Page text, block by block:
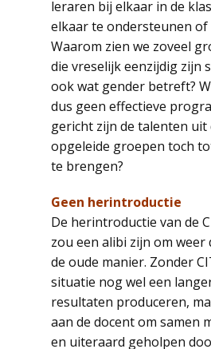
leraren bij elkaar in de
elkaar te ondersteunen of
Waarom zien we zoveel
die vreselijk eenzijdig zijn
ook wat gender betreft?
dus geen effectieve
gericht zijn de talenten uit
opgeleide groepen toch
te brengen?
Geen herintroductie
De herintroductie van de
zou een alibi zijn om
de oude manier. Zonder
situatie nog wel een
resultaten produceren,
aan de docent om samen
en uiteraard geholpen